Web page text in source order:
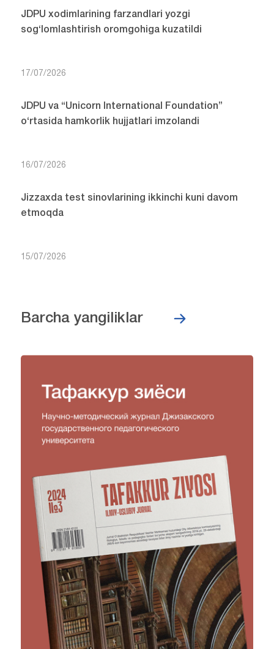
JDPU xodimlarining farzandlari yozgi
sog‘lomlashtirish oromgohiga kuzatildi
17/07/2026
JDPU va “Unicorn International Foundation”
o‘rtasida hamkorlik hujjatlari imzolandi
16/07/2026
Jizzaxda test sinovlarining ikkinchi kuni davom
etmoqda
15/07/2026
Barcha yangiliklar